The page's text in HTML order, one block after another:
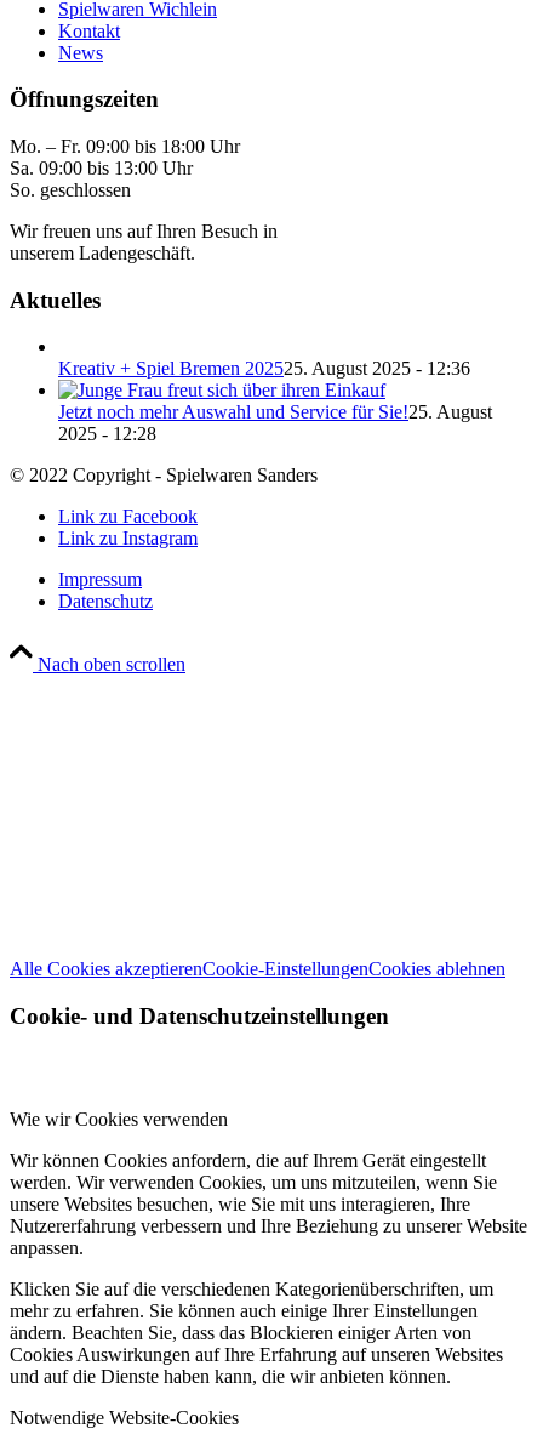
Spielwaren Wichlein
Kontakt
News
Öffnungszeiten
Mo. – Fr. 09:00 bis 18:00 Uhr
Sa. 09:00 bis 13:00 Uhr
So. geschlossen
Wir freuen uns auf Ihren Besuch in
unserem Ladengeschäft.
Aktuelles
Kreativ + Spiel Bremen 202525. August 2025 - 12:36
Jetzt noch mehr Auswahl und Service für Sie!25. August
2025 - 12:28
© 2022 Copyright - Spielwaren Sanders
Link zu Facebook
Link zu Instagram
Impressum
Datenschutz
Nach oben scrollen
Alle Cookies akzeptierenCookie-EinstellungenCookies ablehnen
Cookie- und Datenschutzeinstellungen
Wie wir Cookies verwenden
Wir können Cookies anfordern, die auf Ihrem Gerät eingestellt
werden. Wir verwenden Cookies, um uns mitzuteilen, wenn Sie
unsere Websites besuchen, wie Sie mit uns interagieren, Ihre
Nutzererfahrung verbessern und Ihre Beziehung zu unserer Website
anpassen.
Klicken Sie auf die verschiedenen Kategorienüberschriften, um
mehr zu erfahren. Sie können auch einige Ihrer Einstellungen
ändern. Beachten Sie, dass das Blockieren einiger Arten von
Cookies Auswirkungen auf Ihre Erfahrung auf unseren Websites
und auf die Dienste haben kann, die wir anbieten können.
Notwendige Website-Cookies